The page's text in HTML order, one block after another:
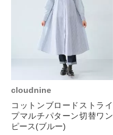
cloudnine
コットンブロードストライ
プマルチパターン切替ワン
ピース(ブルー)